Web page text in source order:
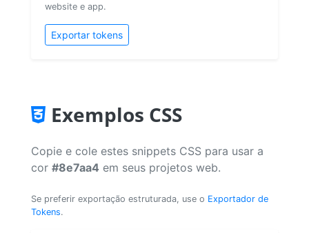
website e app.
Exportar tokens
Exemplos CSS
Copie e cole estes snippets CSS para usar a
cor #8e7aa4 em seus projetos web.
Se preferir exportação estruturada, use o Exportador de
Tokens.